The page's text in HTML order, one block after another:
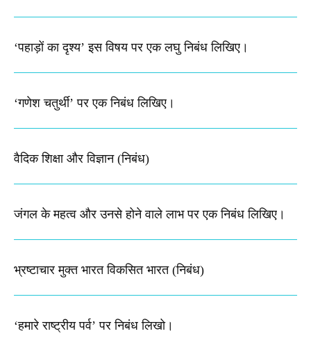
‘पहाड़ों का दृश्य’ इस विषय पर एक लघु निबंध लिखिए।
‘गणेश चतुर्थी’ पर एक निबंध लिखिए।
वैदिक शिक्षा और विज्ञान (निबंध)
जंगल के महत्व और उनसे होने वाले लाभ पर एक निबंध लिखिए।
भ्रष्टाचार मुक्त भारत विकसित भारत (निबंध)
‘हमारे राष्ट्रीय पर्व’ पर निबंध लिखो।